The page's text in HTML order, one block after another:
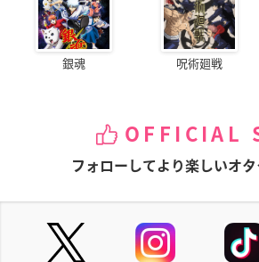
銀魂 呪術廻戦
OFFICIAL
フォローしてより楽しいオタ